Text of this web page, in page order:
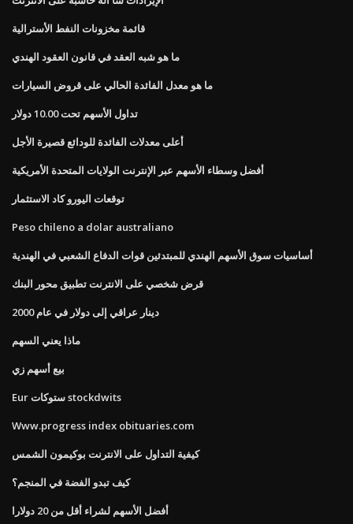
قائمة مخزونات النفط الأسترالية
ما هو شبه العقد في قانون العقود الهندي
ما هو معدل الفائدة الحالي على قروض السيارات
تداول الأسهم تحت 10.00 دولار
أعلى معدلات الفائدة للودائع قصيرة الأجل
أفضل وسطاء الأسهم عبر الإنترنت الولايات المتحدة الأمريكية
توقعات اليورو كاد الاستثمار
Peso chileno a dolar australiano
أساسيات سوق الأسهم الهندي للمبتدئين قوات الدفاع الشعبي في الهندية
قرض شخصي على الانترنت تطبيق محور البنك
دينار عراقي إلى دولار في عام 2000
ماذا يعني السهم
بيع أسهم زي
Eur ستوكات stockdwits
Www.progress index obituaries.com
كيفية التداول على الانترنت بوكيمون الشمس
كيف تبدو الفضة في المنجم؟
أفضل الأسهم لشراء أقل من 20 دولارا